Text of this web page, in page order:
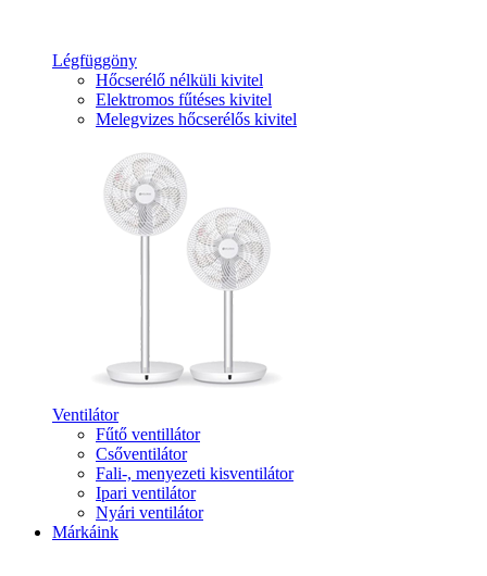
Légfüggöny
Hőcserélő nélküli kivitel
Elektromos fűtéses kivitel
Melegvizes hőcserélős kivitel
Ventilátor
Fűtő ventillátor
Csőventilátor
Fali-, menyezeti kisventilátor
Ipari ventilátor
Nyári ventilátor
Márkáink